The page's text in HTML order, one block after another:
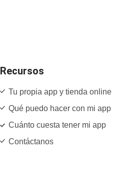
Recursos
Tu propia app y tienda online
Qué puedo hacer con mi app
Cuánto cuesta tener mi app
Contáctanos